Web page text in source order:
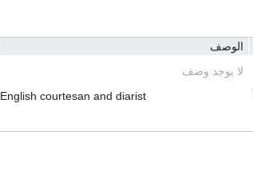
الوصف
لا يوجد وصف
English courtesan and diarist